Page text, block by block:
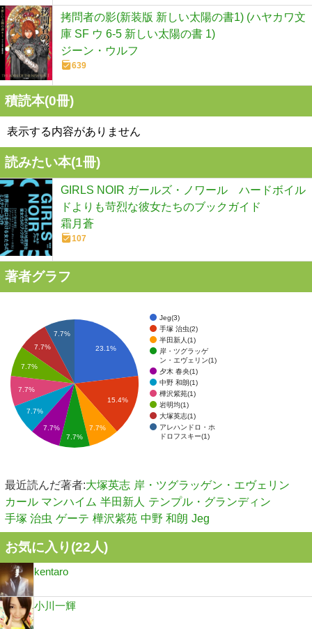
拷問者の影(新装版 新しい太陽の書1) (ハヤカワ文
庫 SF ウ 6-5 新しい太陽の書 1)
ジーン・ウルフ
639
積読本(0冊)
表示する内容がありません
読みたい本(1冊)
GIRLS NOIR ガールズ・ノワール ハードボイル
ドよりも苛烈な彼女たちのブックガイド
霜月蒼
107
著者グラフ
Jeg(3)
手塚 治虫(2)
半田新人(1)
岸・ツグラッゲ
ン・エヴェリン(1)
夕木 春央(1)
中野 和朗(1)
樺沢紫苑(1)
岩明均(1)
大塚英志(1)
アレハンドロ・ホ
ドロフスキー(1)
23.1%
15.4%
7.7%
7.7%
7.7%
7.7%
7.7%
7.7%
7.7%
7.7%
最近読んだ著者:大塚英志 岸・ツグラッゲン・エヴェリン
カール マンハイム 半田新人 テンプル・グランディン
手塚 治虫 ゲーテ 樺沢紫苑 中野 和朗 Jeg
お気に入り(22人)
kentaro
小川一輝